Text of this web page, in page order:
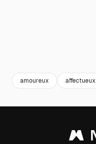
amoureux affectueux